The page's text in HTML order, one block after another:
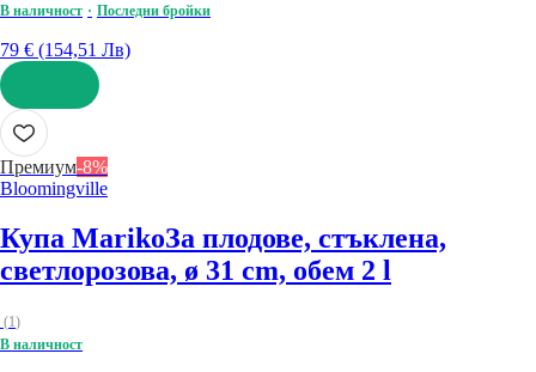
В наличност Последни бройки
79 € (154,51 Лв)
ДОБАВИ
Премиум-8%
Bloomingville
Купа MarikoЗа плодове, стъклена,
светлорозова, ø 31 cm, обем 2 l
(1)
В наличност